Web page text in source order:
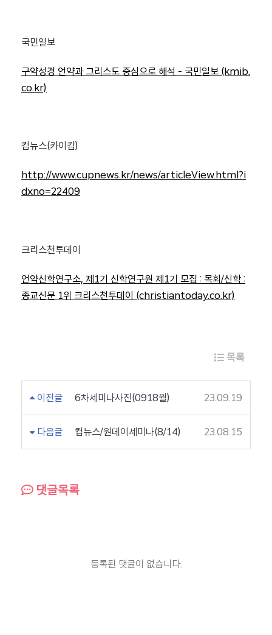
국민일보
구약성경 언약과 그리스도 중심으로 해석 - 국민일보 (kmib.
co.kr)
컴뉴스(카이캄)
http://www.cupnews.kr/news/articleView.html?i
dxno=22409
크리스천투데이
언약신학연구소, 제1기 신학연구원 제1기 모집 : 목회/신학 :
종교신문 1위 크리스천투데이 (christiantoday.co.kr)
목록
이전글 6차세미나사진(0918월) 23.09.19
다음글 컵뉴스/원데이세미나(8/14) 23.08.15
댓글목록
등록된 댓글이 없습니다.